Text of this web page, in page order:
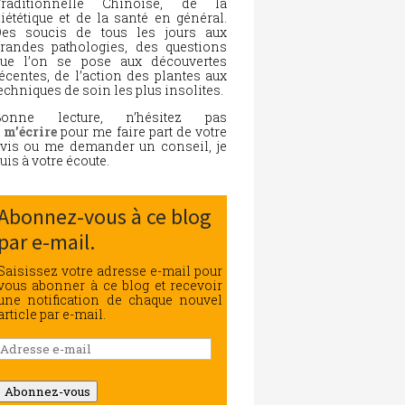
et de la santé en général.
soucis de tous les jours aux
pathologies, des questions
l’on se pose aux découvertes
de l’action des plantes aux
de soin les plus insolites.
lecture, n’hésitez pas
m’écrire pour me faire part de votre
ou me demander un conseil, je
à votre écoute.
vous à ce blog
par e-mail.
votre adresse e-mail pour
abonner à ce blog et recevoir
notification de chaque nouvel
par e-mail.
Abonnez-vous